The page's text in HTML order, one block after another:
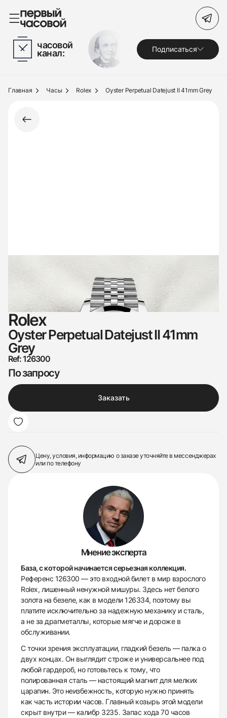
Часы
Украшения
Под заказ
Поиск по сайту
часовой
канал: Подписаться
Главная Часы Rolex Oyster Perpetual Datejust II 41mm Grey
Rolex
Oyster Perpetual Datejust II 41mm
Grey
Ref: 126300
По запросу
Заказать
Цену, условия, информацию о заказеуточняйте в мессенджерах
или по телефону
Мнение эксперта
База, с которой начинается серьезная коллекция.
Референс 126300 — это входной билет в мир взрослого
Rolex, лишенный ненужной мишуры. Здесь нет белого
золота на безеле, как в модели 126334, поэтому вы
платите исключительно за надежную механику и сталь,
а не за драгметаллы, которые мягче и дороже в
обслуживании.
С точки зрения эксплуатации, гладкий безель — палка о
двух концах. Он выглядит строже и универсальнее под
любой гардероб, но готовьтесь к тому, что
полированная сталь — настоящий магнит для мелких
царапин. Это неизбежность, которую нужно принять
как часть истории часов. Главный козырь этой модели
скрыт внутри — калибр 3235. Запас хода 70 часов